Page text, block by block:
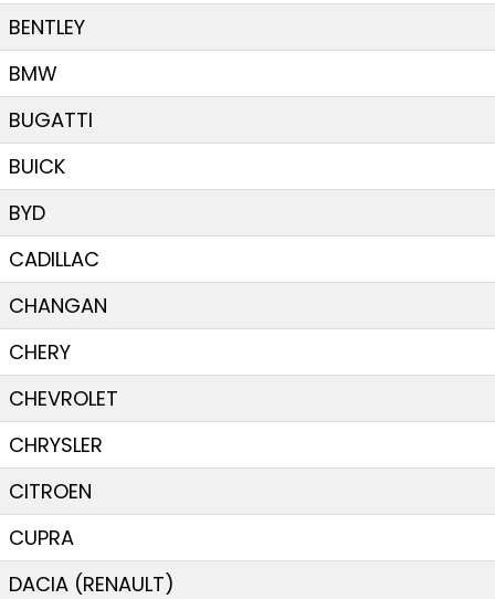
BENTLEY
BMW
BUGATTI
BUICK
BYD
CADILLAC
CHANGAN
CHERY
CHEVROLET
CHRYSLER
CITROEN
CUPRA
DACIA (RENAULT)